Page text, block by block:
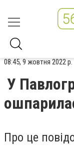
08:45, 9 жовтня 2022 р.
У
Про це